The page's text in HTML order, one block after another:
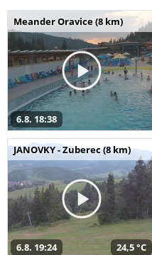
Meander Oravice (8 km)
6.8. 18:38
JANOVKY - Zuberec (8 km)
6.8. 19:24 24,5 °C